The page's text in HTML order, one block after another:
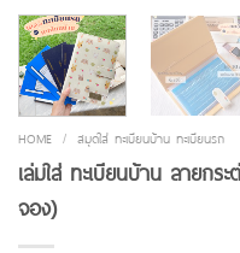
HOME / สมุดใส่ ทะเบียนบ้าน ทะเบียนรถ
เล่มใส่ ทะเบียนบ้าน ลายกร
จอง)